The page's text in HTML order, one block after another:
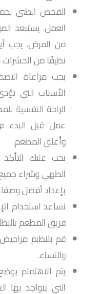
الفحص الطبي
العمل. يستبعد
من المرض. يجب
نظيفًا من الحشرات
يجب مراعاة
الأسباب التي
الراحة النفسية
عمل قبل البدء
وأغلق المطعم.
يجب عليك
الطهي وشراء
بإعداد أفضل
تساعد استخدام
فريق المطعم
قم بتنظيم مراحيض
والنساء.
يتم الاهتمام
التي يتواجد بها